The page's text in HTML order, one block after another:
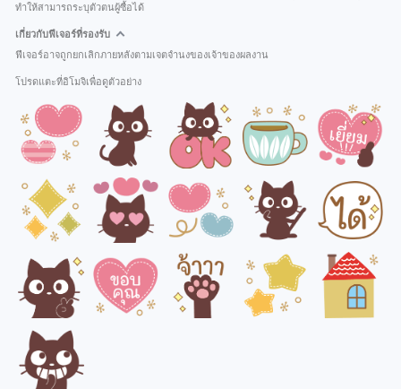
ทำให้สามารถระบุตัวตนผู้ซื้อได้
เกี่ยวกับฟีเจอร์ที่รองรับ
ฟีเจอร์อาจถูกยกเลิกภายหลังตามเจตจำนงของเจ้าของผลงาน
โปรดแตะที่อิโมจิเพื่อดูตัวอย่าง